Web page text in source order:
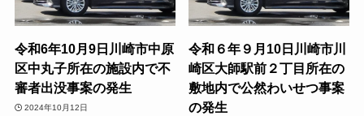
令和6年10月9日川崎市中原
区中丸子所在の施設内で不
審者出没事案の発生
2024年10月12日
令和６年９月10日川崎市川
崎区大師駅前２丁目所在の
敷地内で公然わいせつ事案
の発生